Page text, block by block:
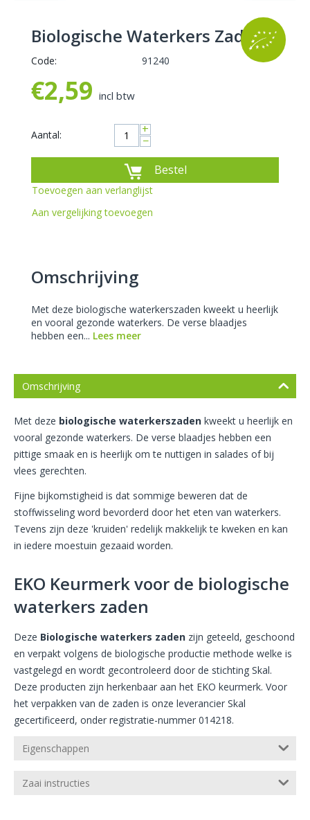
Biologische Waterkers Zaden
Code: 91240
€2,59 incl btw
Aantal: +
−
Bestel
Toevoegen aan verlanglijst
Aan vergelijking toevoegen
Omschrijving
Met deze biologische waterkerszaden kweekt u heerlijk
en vooral gezonde waterkers. De verse blaadjes
hebben een... Lees meer
Omschrijving
Met deze biologische waterkerszaden kweekt u heerlijk en
vooral gezonde waterkers. De verse blaadjes hebben een
pittige smaak en is heerlijk om te nuttigen in salades of bij
vlees gerechten.
Fijne bijkomstigheid is dat sommige beweren dat de
stoffwisseling word bevorderd door het eten van waterkers.
Tevens zijn deze 'kruiden' redelijk makkelijk te kweken en kan
in iedere moestuin gezaaid worden.
EKO Keurmerk voor de biologische
waterkers zaden
Deze Biologische waterkers zaden zijn geteeld, geschoond
en verpakt volgens de biologische productie methode welke is
vastgelegd en wordt gecontroleerd door de stichting Skal.
Deze producten zijn herkenbaar aan het EKO keurmerk. Voor
het verpakken van de zaden is onze leverancier Skal
gecertificeerd, onder registratie-nummer 014218.
Eigenschappen
Zaai instructies